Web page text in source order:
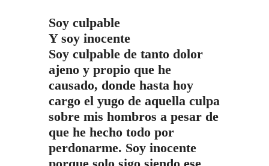
Soy culpable
Y soy inocente
Soy culpable de tanto dolor
ajeno y propio que he
causado, donde hasta hoy
cargo el yugo de aquella culpa
sobre mis hombros a pesar de
que he hecho todo por
perdonarme. Soy inocente